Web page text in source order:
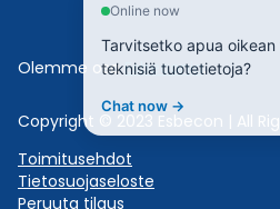
Olemme osaEsbeconia.
Copyright © 2023 Esbecon | All
Toimitusehdot
Tietosuojaseloste
Peruuta tilaus
Online now
Tarvitsetko apua
teknisiä tuotetietoja?
Chat now →